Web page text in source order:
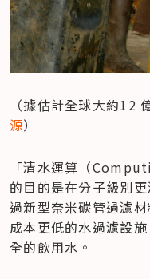
（據估計全球大約12
源）
「清水運算（
的目的是在分子級別
過新型奈米碳管過濾
成本更低的水過濾設
全的飲用水。